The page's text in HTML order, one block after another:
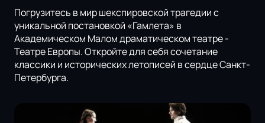
Погрузитесь в мир шекспировской трагедии с
уникальной постановкой «Гамлета» в
Академическом Малом драматическом театре -
Театре Европы. Откройте для себя сочетание
классики и исторических летописей в сердце Санкт-
Петербурга.